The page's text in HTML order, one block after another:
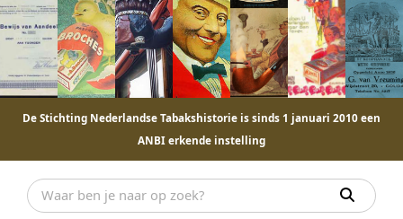
De Stichting Nederlandse Tabakshistorie is sinds 1 januari 2010 een
ANBI erkende instelling